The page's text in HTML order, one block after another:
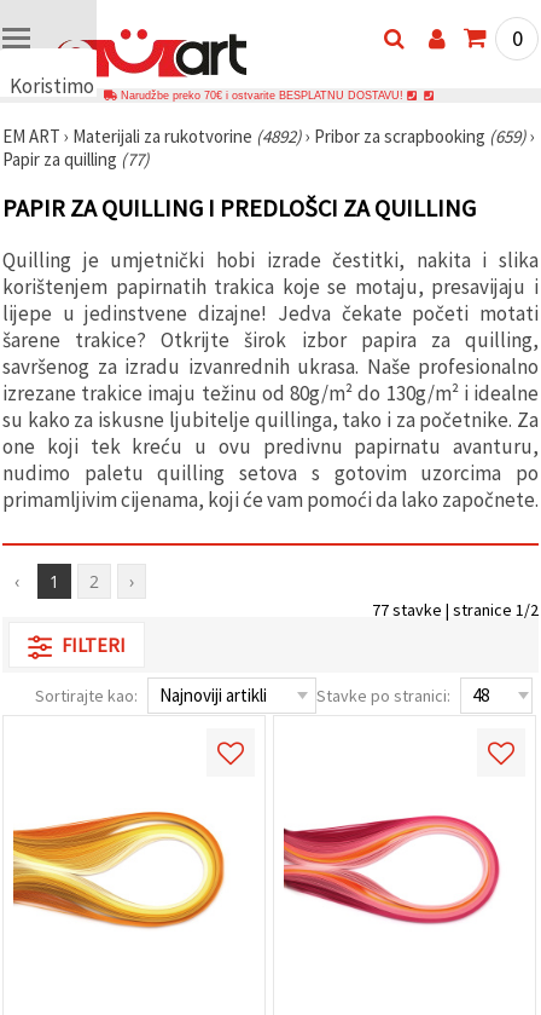
Koristimo
🍪
Koristimo
slične
tehnologije
osigurali
ispravno
funkcioniranje
web-
stranice,
poboljšali
vaše
korisničko
iskustvo i,
uz vašu
privolu,
analizirali
promet te
prikazivali
sadržaj i
uključujući
partnera za
marketing.
Možete
"Prihvati
sve!" Ili
naznačiti
svoje
preferencije
0
Narudžbe preko 70€ i ostvarite BESPLATNU DOSTAVU!
EM ART › Materijali za rukotvorine (4892)› Pribor za scrapbooking (659)›
Papir za quilling (77)
PAPIR ZA QUILLING I PREDLOŠCI ZA QUILLING
Quilling je umjetnički hobi izrade čestitki, nakita i slika
korištenjem papirnatih trakica koje se motaju, presavijaju i
lijepe u jedinstvene dizajne! Jedva čekate početi motati
šarene trakice? Otkrijte širok izbor papira za quilling,
savršenog za izradu izvanrednih ukrasa. Naše profesionalno
izrezane trakice imaju težinu od 80g/m² do 130g/m² i idealne
su kako za iskusne ljubitelje quillinga, tako i za početnike. Za
one koji tek kreću u ovu predivnu papirnatu avanturu,
nudimo paletu quilling setova s gotovim uzorcima po
primamljivim cijenama, koji će vam pomoći da lako započnete.
‹ 1 2 ›
77 stavke | stranice 1/2
FILTERI
Sortirajte kao: Stavke po stranici: